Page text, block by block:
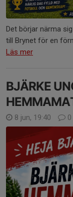
Det börjar närma
till Brynet för en
Läs mer
BJÄRKE
8 jun, 19:40